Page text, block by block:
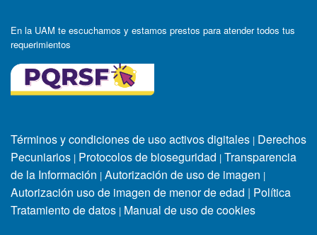
En la UAM te escuchamos y estamos prestos para atender todos tus
requerimientos
Términos y condiciones de uso activos digitales | Derechos
Pecuniarios | Protocolos de bioseguridad | Transparencia
de la Información | Autorización de uso de imagen |
Autorización uso de imagen de menor de edad | Política
Tratamiento de datos | Manual de uso de cookies